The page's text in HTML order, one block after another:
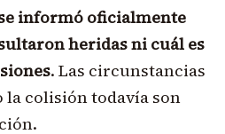
informó oficialmente
heridas ni cuál es
. Las circunstancias
la colisión todavía son